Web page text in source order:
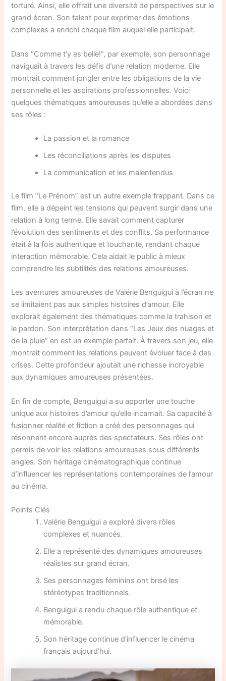
torturé. Ainsi, elle offrait une diversité de perspectives sur le
grand écran. Son talent pour exprimer des émotions
complexes a enrichi chaque film auquel elle participait.
Dans “Comme t’y es belle!”, par exemple, son personnage
naviguait à travers les défis d’une relation moderne. Elle
montrait comment jongler entre les obligations de la vie
personnelle et les aspirations professionnelles. Voici
quelques thématiques amoureuses qu’elle a abordées dans
ses rôles :
La passion et la romance
Les réconciliations après les disputes
La communication et les malentendus
Le film “Le Prénom” est un autre exemple frappant. Dans ce
film, elle a dépeint les tensions qui peuvent surgir dans une
relation à long terme. Elle savait comment capturer
l’évolution des sentiments et des conflits. Sa performance
était à la fois authentique et touchante, rendant chaque
interaction mémorable. Cela aidait le public à mieux
comprendre les subtilités des relations amoureuses.
Les aventures amoureuses de Valérie Benguigui à l’écran ne
se limitaient pas aux simples histoires d’amour. Elle
explorait également des thématiques comme la trahison et
le pardon. Son interprétation dans “Les Jeux des nuages et
de la pluie” en est un exemple parfait. À travers son jeu, elle
montrait comment les relations peuvent évoluer face à des
crises. Cette profondeur ajoutait une richesse incroyable
aux dynamiques amoureuses présentées.
En fin de compte, Benguigui a su apporter une touche
unique aux histoires d’amour qu’elle incarnait. Sa capacité à
fusionner réalité et fiction a créé des personnages qui
résonnent encore auprès des spectateurs. Ses rôles ont
permis de voir les relations amoureuses sous différents
angles. Son héritage cinématographique continue
d’influencer les représentations contemporaines de l’amour
au cinéma.
Points Clés
Valérie Benguigui a exploré divers rôles
complexes et nuancés.
Elle a représenté des dynamiques amoureuses
réalistes sur grand écran.
Ses personnages féminins ont brisé les
stéréotypes traditionnels.
Benguigui a rendu chaque rôle authentique et
mémorable.
Son héritage continue d’influencer le cinéma
français aujourd’hui.